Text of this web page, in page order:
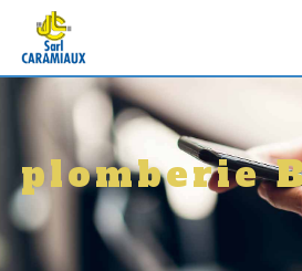
Panneau de gestion des cookies
plomberie